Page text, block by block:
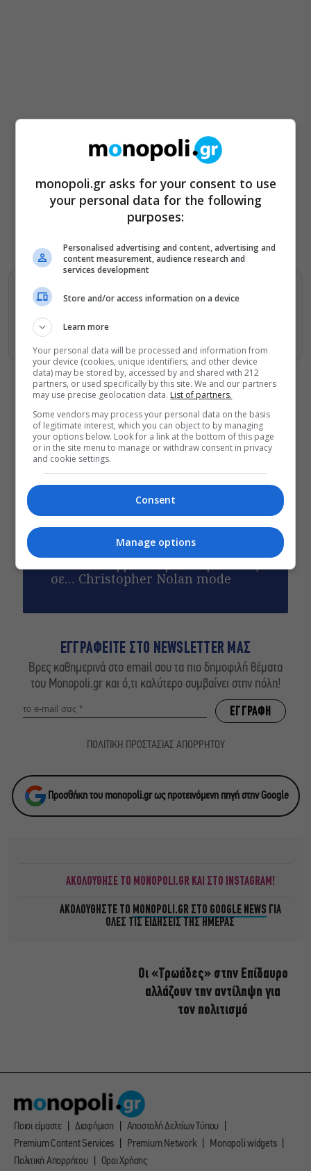
Βρείτε περισσότερα άρθρα μας στα αποτελέσματα
ΔΕΙΤΕ ΕΠΙΣΗΣ
Αύγουστος στην Αθήνα: 5 μαγαζιά
που κάνουν τις διακοπές να μοιάζουν
Παναγώτης Χ. Βούρος: Η “Παραξενιά”
είναι η δύναμή μας να μπορούμε να
διαφέρουμε
σε… Christopher Nolan mode
ΕΓΓΡΑΦΕΙΤΕ ΣΤΟ NEWSLETTER ΜΑΣ
Βρες καθημερινά στο email σου τα πιο δημοφιλή θέματα
του Monopoli.gr και ό,τι καλύτερο συμβαίνει στην πόλη!
ΠΟΛΙΤΙΚΗ ΠΡΟΣΤΑΣΙΑΣ ΑΠΟΡΡΗΤΟΥ
Προσθήκη του monopoli.gr ως προτεινόμενη πηγή στην Google
ΑΚΟΛΟΥΘΗΣΕ ΤΟ MONOPOLI.GR ΚΑΙ ΣΤΟ INSTAGRAM!
ΑΚΟΛΟΥΘΗΣΤΕ ΤΟ MONOPOLI.GR ΣΤΟ GOOGLE NEWS ΓΙΑ
ΟΛΕΣ ΤΙΣ ΕΙΔΗΣΕΙΣ ΤΗΣ ΗΜΕΡΑΣ
Οι «Τρωάδες» στην Επίδαυρο
αλλάζουν την αντίληψη για
τον πολιτισμό
Ποιοι είμαστε Διαφήμιση
Αποστολή Δελτίων Τύπου
Premium Content Services
Premium Network
Monopoli widgets
Πολιτική Απορρήτου
Οροι Χρήσης
monopoli.gr asks for your consent to use
your personal data for the following
purposes:
Personalised advertising and content, advertising and
content measurement, audience research and
services development
Store and/or access information on a device
Learn more
Your personal data will be processed and information from
your device (cookies, unique identifiers, and other device
data) may be stored by, accessed by and shared with 212
partners, or used specifically by this site. We and our partners
may use precise geolocation data. List of partners.
Some vendors may process your personal data on the basis
of legitimate interest, which you can object to by managing
your options below. Look for a link at the bottom of this page
or in the site menu to manage or withdraw consent in privacy
and cookie settings.
Consent
Manage options